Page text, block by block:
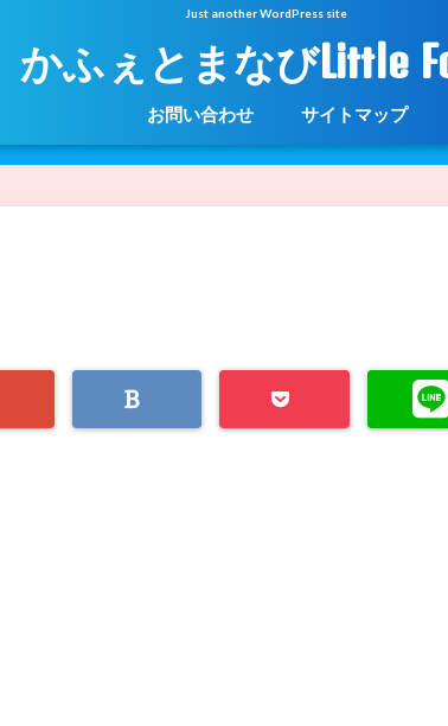
Just another WordPress site
かふぇとまなびLittle
お問い合わせ サイトマップ